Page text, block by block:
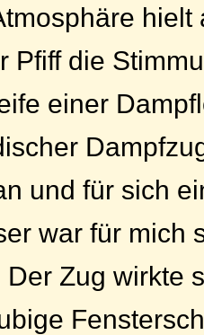
Pfiff die
einer
und für sich
war für mich
Zug wirkte